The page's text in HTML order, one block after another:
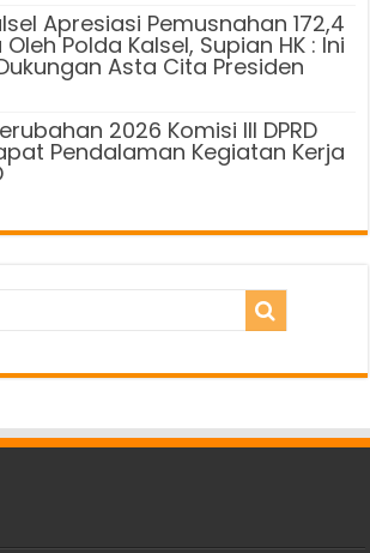
Apresiasi Pemusnahan 172,4
Polda Kalsel, Supian HK : Ini
Asta Cita Presiden
2026 Komisi III DPRD
Pendalaman Kegiatan Kerja